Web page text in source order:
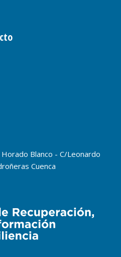
Blanco - C/Leonardo
Cuenca